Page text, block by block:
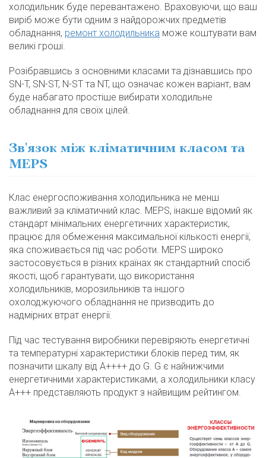
холодильник буде перевантажено. Враховуючи, що ваш
виріб може бути одним з найдорожчих предметів
обладнання, ремонт холодильника може коштувати вам
великі гроші.
Розібравшись з основними класами та дізнавшись про
SN-T, SN-ST, N-ST та NT, що означає кожен варіант, вам
буде набагато простіше вибирати холодильне
обладнання для своїх цілей.
Зв'язок між кліматичним класом та
MEPS
Клас енергоспоживання холодильника не менш
важливий за кліматичний клас. MEPS, інакше відомий як
стандарт мінімальних енергетичних характеристик,
працює для обмеження максимальної кількості енергії,
яка споживається під час роботи. MEPS широко
застосовується в різних країнах як стандартний спосіб
якості, щоб гарантувати, що використання
холодильників, морозильників та іншого
охолоджуючого обладнання не призводить до
надмірних втрат енергії.
Під час тестування виробники перевіряють енергетичні
та температурні характеристики блоків перед тим, як
позначити шкалу від A++++ до G. G є найнижчими
енергетичними характеристиками, а холодильники класу
А+++ представляють продукт з найвищим рейтингом.